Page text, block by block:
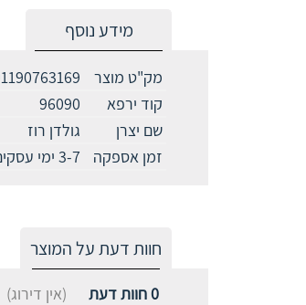
מידע נוסף
מק"ט מוצר
קוד ירפא
96090
שם יצרן
גולדן רוז
זמן אספקה
3-7 ימי עסקים
חוות דעת על המוצר
0חוות דעת (אין דירוג)